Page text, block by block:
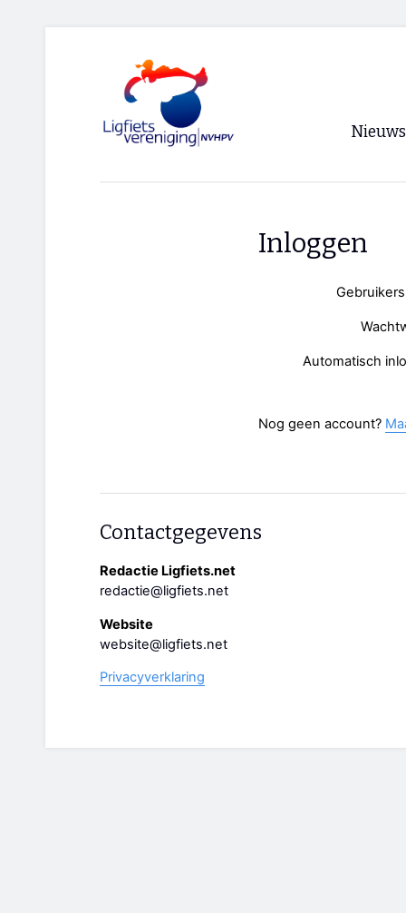
Nieuws
Inloggen
Automatisch
Nog geen account?
Contactgegevens
Redactie Ligfiets.net
redactie@ligfiets.net
Website
website@ligfiets.net
Privacyverklaring